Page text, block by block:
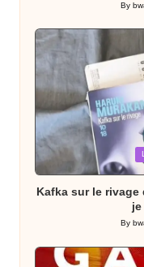
Posted
By
Posted
Kafka sur le rivage
je
Posted
By